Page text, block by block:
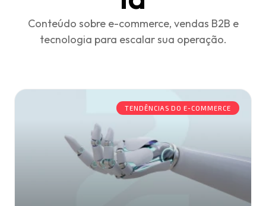
Conteúdo sobre e-commerce, vendas B2B e
tecnologia para escalar sua operação.
TENDÊNCIAS DO E-COMMERCE